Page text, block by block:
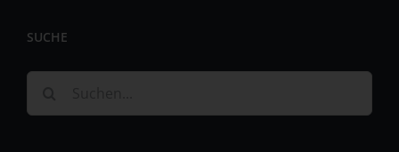
SUCHE
nach:
Verantwortlichen verarbeitet werden.
Verfahren ausgeführte Vorgang oder jede solche